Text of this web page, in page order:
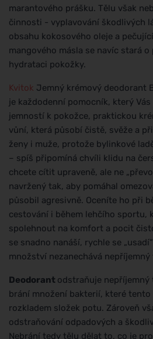
marantového prášku. Tělu však
činnosti - vyplavování škodlivých
obsahu kokosového oleje a
mangového másla se navíc stará
hydrataci pokožky.
Kvitok Jemný krémový deodorant
je každodenní pomocník, který
jemností k pokožce, praktickou
vůní, která působí čistě, svěže a
ženy i muže, protože bylinkové
– spíš připomíná chvíli klidu na
chcete cítit upraveně, ale ne
navržený tak, aby pomáhal
působil agresivně. Oceníte ho při
cestování i během lehčího sportu,
spolehnout na komfort a pocit
se snadno nanáší, rychle se
množství nezanechává nepříjemný
Deodorant odstraňuje nepříjemný
brání množení bakterií, které
rozkladem složek potu. Zároveň
odstraňování odpadových a
Nebrání tedy tělu dělat to, co je